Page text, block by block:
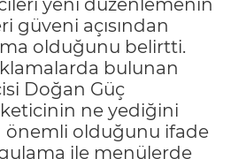
güveni açısından
olduğunu belirtti.
bulunan
Doğan Güç
ne yediğini
önemli olduğunu ifade
ile menülerde